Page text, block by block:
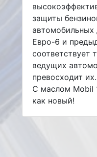
защиты
автомобильных
Евро-6 и
соответствует
ведущих
превосходит их.
С маслом Mobil
как новый!